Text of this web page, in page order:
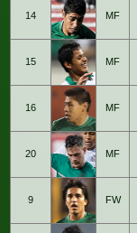
14 MF
15 MF
16 MF
20 MF
9 FW